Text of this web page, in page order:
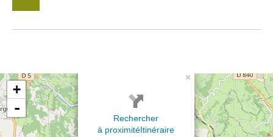
×
Rechercher
à proximitéItinéraire
+
-